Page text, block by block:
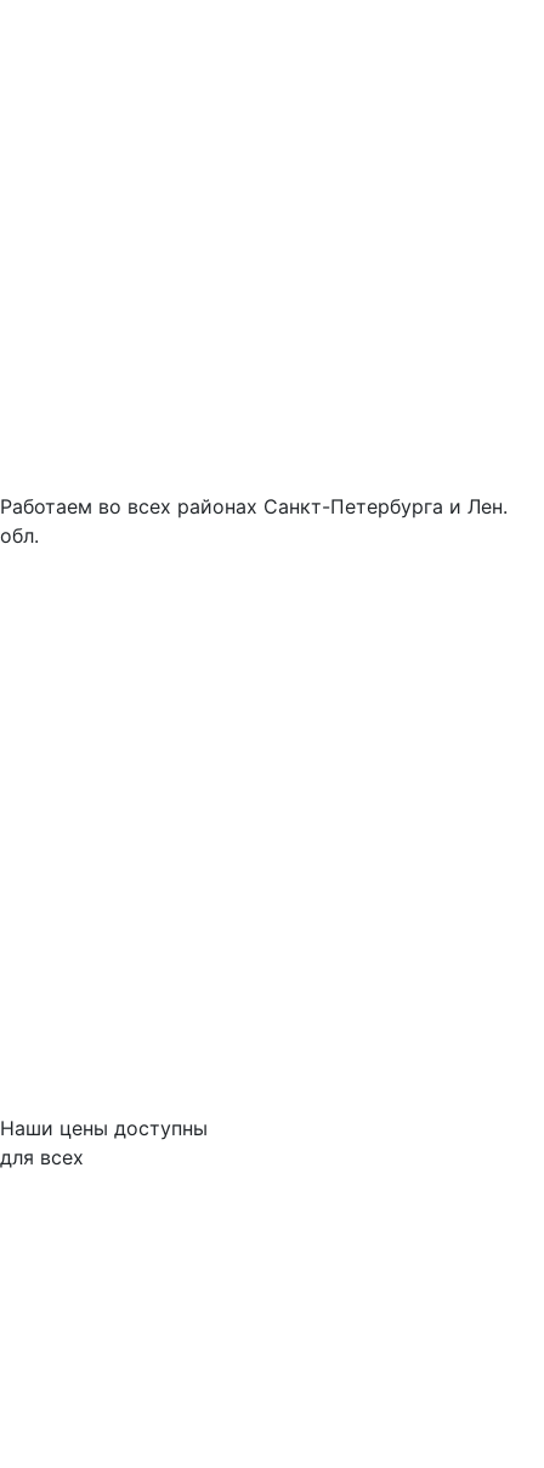
Работаем во всех районах Санкт-Петербурга и Лен.
обл.
Наши цены доступны
для всех